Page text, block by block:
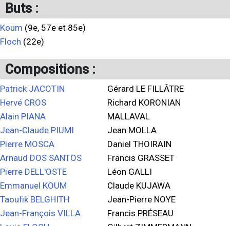
Buts :
Koum (9e, 57e et 85e)
Floch (22e)
Compositions :
Patrick JACOTIN
Hervé CROS
Alain PIANA
Jean-Claude PIUMI
Pierre MOSCA
Arnaud DOS SANTOS
Pierre DELL'OSTE
Emmanuel KOUM
Taoufik BELGHITH
Jean-François VILLA
Gérard LE FILLÂTRE
Richard KORONIAN
MALLAVAL
Jean MOLLA
Daniel THOIRAIN
Francis GRASSET
Léon GALLI
Claude KUJAWA
Jean-Pierre NOYE
Francis PRÉSEAU